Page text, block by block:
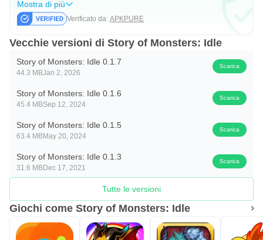
Mostra di più
Verificato da: APKPURE
Vecchie versioni di Story of Monsters: Idle
Story of Monsters: Idle 0.1.7
44.3 MBJan 2, 2026
Scarica
Story of Monsters: Idle 0.1.6
45.4 MBSep 12, 2024
Scarica
Story of Monsters: Idle 0.1.5
63.4 MBMay 20, 2024
Scarica
Story of Monsters: Idle 0.1.3
31.6 MBDec 17, 2021
Scarica
Tutte le versioni
Giochi come Story of Monsters: Idle